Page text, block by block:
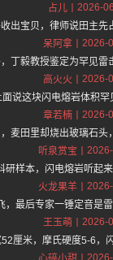
占儿
2026-
出宝贝，律师说田主先
呆阿拿
2026-
丁毅教授鉴定为罕见雷
高火火
2026-
说这块闪电熔岩体积罕
章若楠
2026-
麦田里却烧出玻璃石头
听泉赏宝
样本，闪电熔岩听起
火龙果羊
，最后专家一锤定音是
王玉萌
2026-
厘米，摩氏硬度5-6，